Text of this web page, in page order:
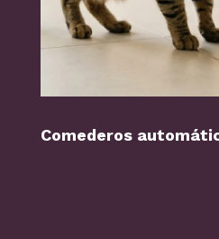
Comederos